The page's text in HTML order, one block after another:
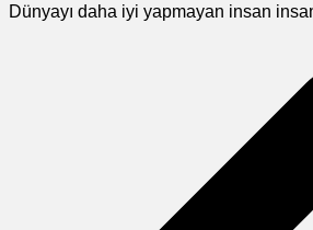
Dünyayı daha iyi yapmayan insan